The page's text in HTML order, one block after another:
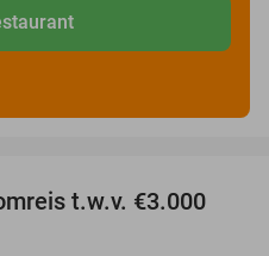
t.w.v. €3.000